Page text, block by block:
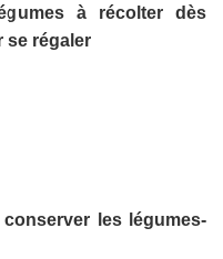
à récolter dès
se régaler
les légumes-